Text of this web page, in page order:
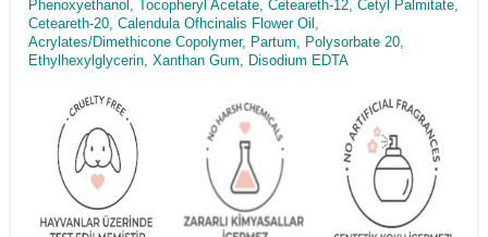
Phenoxyethanol, Tocopheryl Acetate, Ceteareth-12, Cetyl Palmitate,
Ceteareth-20, Calendula Ofhcinalis Flower Oil,
Acrylates/Dimethicone Copolymer, Partum, Polysorbate 20,
Ethylhexylglycerin, Xanthan Gum, Disodium EDTA